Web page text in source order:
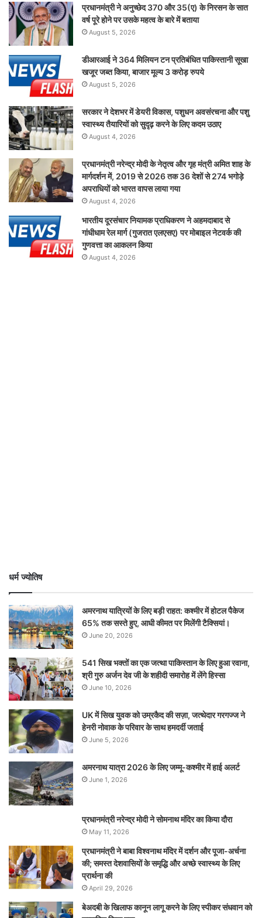
प्रधानमंत्री ने अनुच्छेद 370 और 35(ए) के निरसन के सात
वर्ष पूरे होने पर उसके महत्व के बारे में बताया
August 5, 2026
डीआरआई ने 364 मिलियन टन प्रतिबंधित पाकिस्तानी सूखा
खजूर जब्त किया, बाजार मूल्य 3 करोड़ रुपये
August 5, 2026
सरकार ने देशभर में डेयरी विकास, पशुधन अवसंरचना और पशु
स्वास्थ्य तैयारियों को सुदृढ़ करने के लिए कदम उठाए
August 4, 2026
प्रधानमंत्री नरेन्द्र मोदी के नेतृत्व और गृह मंत्री अमित शाह के
मार्गदर्शन में, 2019 से 2026 तक 36 देशों से 274 भगोड़े
अपराधियों को भारत वापस लाया गया
August 4, 2026
भारतीय दूरसंचार नियामक प्राधिकरण ने अहमदाबाद से
गांधीधाम रेल मार्ग (गुजरात एलएसए) पर मोबाइल नेटवर्क की
गुणवत्ता का आकलन किया
August 4, 2026
धर्म ज्योतिष
अमरनाथ यात्रियों के लिए बड़ी राहत: कश्मीर में होटल पैकेज
65% तक सस्ते हुए, आधी कीमत पर मिलेंगी टैक्सियां।
June 20, 2026
541 सिख भक्तों का एक जत्था पाकिस्तान के लिए हुआ रवाना,
श्री गुरु अर्जन देव जी के शहीदी समारोह में लेंगे हिस्सा
June 10, 2026
UK में सिख युवक को उम्रकैद की सज़ा, जत्थेदार गरगज्ज ने
हेनरी नोवाक के परिवार के साथ हमदर्दी जताई
June 5, 2026
अमरनाथ यात्रा 2026 के लिए जम्मू-कश्मीर में हाई अलर्ट
June 1, 2026
प्रधानमंत्री नरेन्‍द्र मोदी ने सोमनाथ मंदिर का किया दौरा
May 11, 2026
प्रधानमंत्री ने बाबा विश्वनाथ मंदिर में दर्शन और पूजा-अर्चना
की; समस्‍त देशवासियों के समृद्धि और अच्छे स्वास्थ्य के लिए
प्रार्थना की
April 29, 2026
बेअदबी के खिलाफ कानून लागू करने के लिए स्पीकर संधवान को